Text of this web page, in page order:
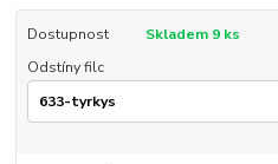
Dostupnost
Skladem 9 ks
Odstíny filc